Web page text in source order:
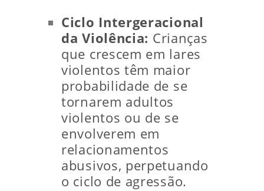
Ciclo Intergeracional
da Violência: Crianças
que crescem em lares
violentos têm maior
probabilidade de se
tornarem adultos
violentos ou de se
envolverem em
relacionamentos
abusivos, perpetuando
o ciclo de agressão.